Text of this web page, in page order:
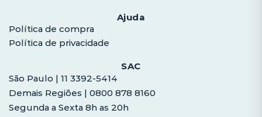
Ajuda
Política de compra
Política de privacidade
SAC
São Paulo | 11 3392-5414
Demais Regiões | 0800 878 8160
Segunda a Sexta 8h as 20h